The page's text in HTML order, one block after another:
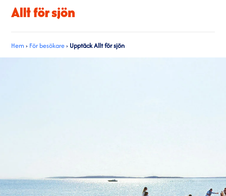
Hem › För besökare› Upptäck Allt för sjön